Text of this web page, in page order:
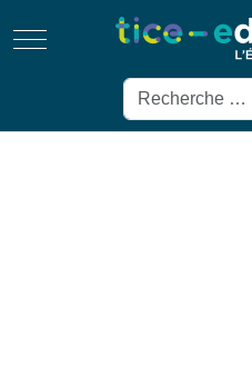
Mobile Menu Toggle
Rechercher